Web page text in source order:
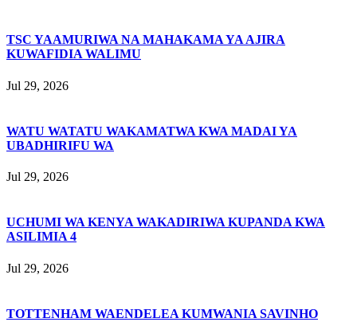
TSC YAAMURIWA NA MAHAKAMA YA AJIRA
KUWAFIDIA WALIMU
Jul 29, 2026
WATU WATATU WAKAMATWA KWA MADAI YA
UBADHIRIFU WA
Jul 29, 2026
UCHUMI WA KENYA WAKADIRIWA KUPANDA KWA
ASILIMIA 4
Jul 29, 2026
TOTTENHAM WAENDELEA KUMWANIA SAVINHO